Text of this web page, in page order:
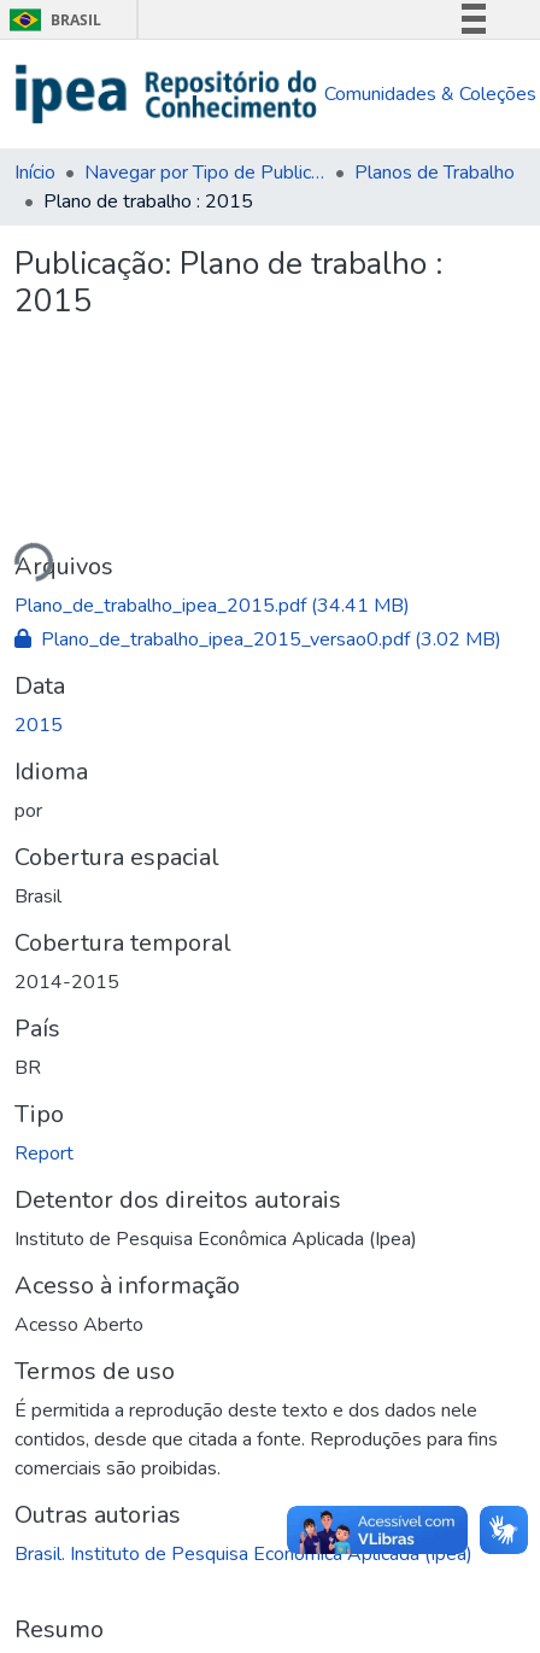
BRASIL
Comunica BR
Acesso à informação
Comunidades & Coleções
Início Navegar por Tipo de Publicação
Planos de Trabalho
Plano de trabalho : 2015
Publicação: Plano de trabalho :
2015
Arquivos
Plano_de_trabalho_ipea_2015.pdf(34.41 MB)
Plano_de_trabalho_ipea_2015_versao0.pdf(3.02 MB)
Data
2015
Idioma
por
Cobertura espacial
Brasil
Cobertura temporal
2014-2015
País
BR
Tipo
Report
Detentor dos direitos autorais
Instituto de Pesquisa Econômica Aplicada (Ipea)
Acesso à informação
Acesso Aberto
Termos de uso
É permitida a reprodução deste texto e dos dados nele
contidos, desde que citada a fonte. Reproduções para fins
comerciais são proibidas.
Outras autorias
Brasil. Instituto de Pesquisa Econômica Aplicada (Ipea)
Resumo